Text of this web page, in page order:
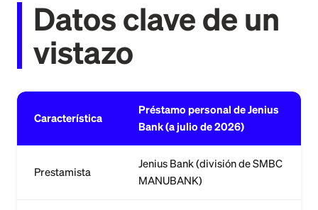
Datos clave de un
vistazo
Característica
Préstamo personal de Jenius
Bank (a julio de 2026)
Prestamista
Jenius Bank (división de SMBC
MANUBANK)